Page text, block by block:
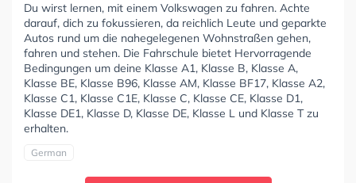
Du wirst lernen, mit einem Volkswagen zu fahren. Achte
darauf, dich zu fokussieren, da reichlich Leute und geparkte
Autos rund um die nahegelegenen Wohnstraßen gehen,
fahren und stehen. Die Fahrschule bietet Hervorragende
Bedingungen um deine Klasse A1, Klasse B, Klasse A,
Klasse BE, Klasse B96, Klasse AM, Klasse BF17, Klasse A2,
Klasse C1, Klasse C1E, Klasse C, Klasse CE, Klasse D1,
Klasse DE1, Klasse D, Klasse DE, Klasse L und Klasse T zu
erhalten.
German